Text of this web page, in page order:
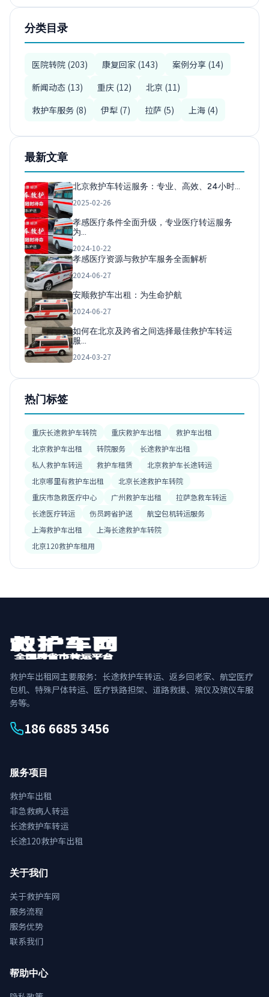
分类目录
医院转院 (203) 康复回家 (143)
案例分享 (14)
新闻动态 (13)
重庆 (12)
北京 (11)
救护车服务 (8)
伊犁 (7) 拉萨 (5) 上海 (4)
最新文章
北京救护车转运服务：专业、高效、24小时…
2025-02-26
孝感医疗条件全面升级，专业医疗转运服务
为…
2024-10-22
孝感医疗资源与救护车服务全面解析
2024-06-27
安顺救护车出租：为生命护航
2024-06-27
如何在北京及跨省之间选择最佳救护车转运
服…
2024-03-27
热门标签
重庆长途救护车转院 重庆救护车出租
救护车出租
北京救护车出租
转院服务
长途救护车出租
私人救护车转运
救护车租赁
北京救护车长途转运
北京哪里有救护车出租
北京长途救护车转院
重庆市急救医疗中心
广州救护车出租
拉萨急救车转运
长途医疗转运
伤员跨省护送
航空包机转运服务
上海救护车出租
上海长途救护车转院
北京120救护车租用
救护车出租网主要服务：长途救护车转运、返乡回老家、航空医疗
包机、特殊尸体转运、医疗铁路担架、道路救援、殡仪及殡仪车服
务等。
186 6685 3456
服务项目
救护车出租
非急救病人转运
长途救护车转运
长途120救护车出租
关于我们
关于救护车网
服务流程
服务优势
联系我们
帮助中心